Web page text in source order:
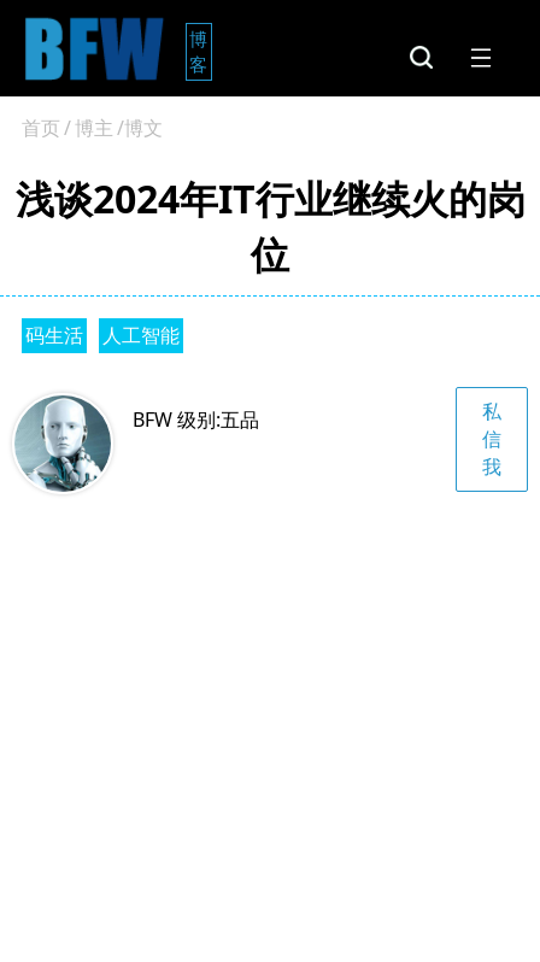
博
客
首页/博主/博文
浅谈2024年IT行业继续火的岗
位
码生活 人工智能
BFW 级别:五品
私
信
我